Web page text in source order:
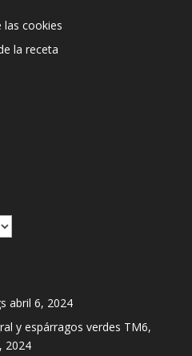
cookies
la receta
abril 6, 2024
y espárragos verdes TM6,
2024